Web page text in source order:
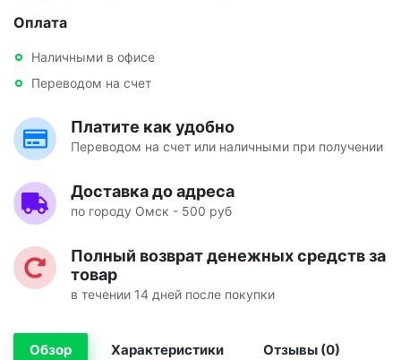
Оплата
Наличными в офисе
Переводом на счет
Платите как удобно
Переводом на счет или наличными при получении
Доставка до адреса
по городу Омск - 500 руб
Полный возврат денежных средств за
товар
в течении 14 дней после покупки
Обзор Характеристики Отзывы (0)